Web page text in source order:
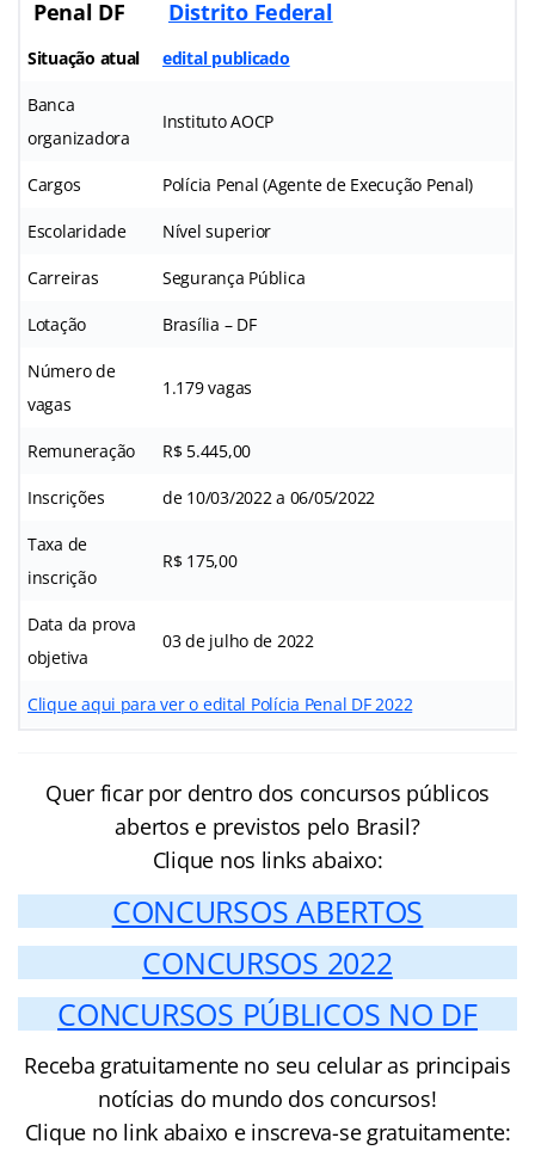
Penal DF
Distrito Federal
Situação atual edital publicado
Banca
organizadora
Instituto AOCP
Cargos Polícia Penal (Agente de Execução Penal)
Escolaridade Nível superior
Carreiras Segurança Pública
Lotação Brasília – DF
Número de
vagas
1.179 vagas
Remuneração R$ 5.445,00
Inscrições de 10/03/2022 a 06/05/2022
Taxa de
inscrição
R$ 175,00
Data da prova
objetiva
03 de julho de 2022
Clique aqui para ver o edital Polícia Penal DF 2022
Quer ficar por dentro dos concursos públicos
abertos e previstos pelo Brasil?
Clique nos links abaixo:
CONCURSOS ABERTOS
CONCURSOS 2022
CONCURSOS PÚBLICOS NO DF
Receba gratuitamente no seu celular as principais
notícias do mundo dos concursos!
Clique no link abaixo e inscreva-se gratuitamente: